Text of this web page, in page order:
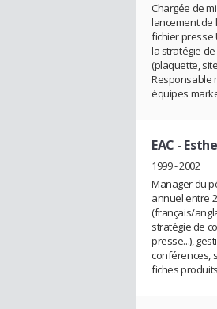
Chargée de
lancement de
fichier presse
la stratégie
(plaquette,
Responsable
équipes
EAC -
1999 - 2002
Manager du
annuel entre
(français/
stratégie de
presse...),
conférences,
fiches